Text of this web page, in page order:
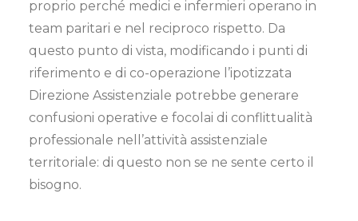
proprio perché medici e infermieri operano in
team paritari e nel reciproco rispetto. Da
questo punto di vista, modificando i punti di
riferimento e di co-operazione l’ipotizzata
Direzione Assistenziale potrebbe generare
confusioni operative e focolai di conflittualità
professionale nell’attività assistenziale
territoriale: di questo non se ne sente certo il
bisogno.